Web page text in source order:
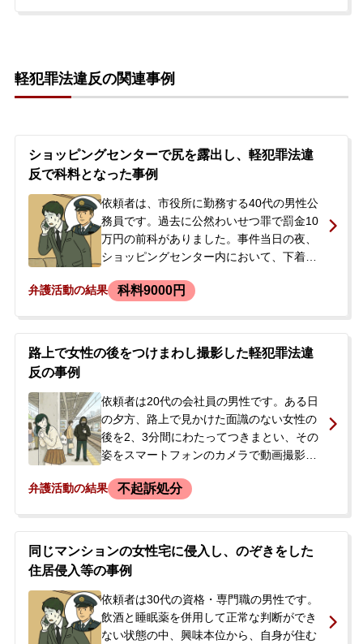
況でした。今後の刑事手続きや会社への影
響に大きな不安を抱いた依頼者の父親が当
その後、父親とともに来所され、正式にご
依頼いただきました。
軽犯罪法違反の関連事例
ショッピングセンターで尻を露出し、軽犯罪法違
反で科料となった事例
依頼者は、市役所に勤務する40代の男性公
務員です。過去に公然わいせつ罪で罰金10
万円の前科がありました。事件当日の夜、
ショッピングセンター内において、下着を
ツのみを履いて歩き回りました。動機は
官に声をかけられ、警察署に任意同行され
て取り調べを受けました。その日は帰宅を
場に事件が発覚することを強く懸念し、今
後の対応について相談するため、当事務所
に来所されました。
弁護活動の結果 科料9000円
路上で女性の後をつけまわし撮影した軽犯罪法違
反の事例
依頼者は20代の会社員の男性です。ある日
の夕方、路上で見かけた面識のない女性の
後を2、3分間にわたってつきまとい、その
姿をスマートフォンのカメラで動画撮影し
警察官から声をかけられました。その後、
せんでしたが、在宅事件として捜査が進め
られることになりました。依頼者は、今後
の刑事処分や取り調べへの対応に強い不安
を感じ、当事務所に相談、即日弁護を依頼
されました。
弁護活動の結果 不起訴処分
同じマンションの女性宅に侵入し、のぞきをした
住居侵入等の事例
依頼者は30代の資格・専門職の男性です。
飲酒と睡眠薬を併用して正常な判断ができ
ない状態の中、興味本位から、自身が住む